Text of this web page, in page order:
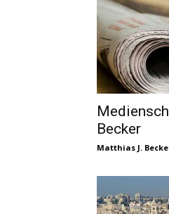
Becker
Matthias J.